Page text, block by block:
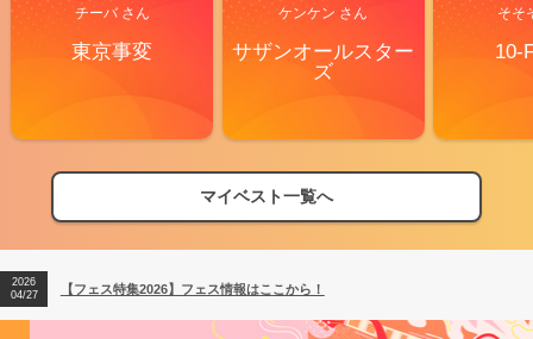
チーバ さん
東京事変
ケンケン さん
サザンオールスター
ズ
そそ
10-
マイベスト一覧へ
【フェス特集2026】フェス情報はここから！
【ライブ動員ランキング】2026年上半期編発表！
2026
04/27
【フェス特集2026】フェス情報はここから！
2026
【ライブ動員ランキング】2026年上半期編発表！